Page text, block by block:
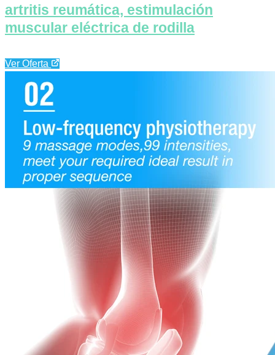
artritis reumática, estimulación
muscular eléctrica de rodilla
Ver Oferta